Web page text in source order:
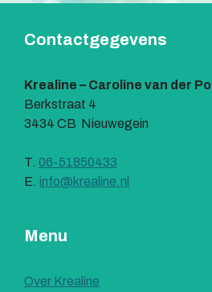
Contactgegevens
Krealine – Caroline van der Pol
Berkstraat 4
3434 CB Nieuwegein
T. 06-51850433
E. info@krealine.nl
Menu
Over Krealine